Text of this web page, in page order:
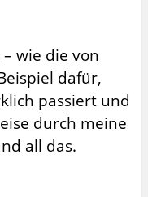
wie die von
dafür,
passiert und
durch meine
all das.